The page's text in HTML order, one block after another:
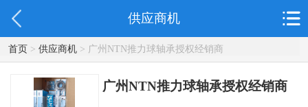
供应商机
首页> 供应商机> 广州NTN推力球轴承授权经销商
广州NTN推力球轴承授权经销商